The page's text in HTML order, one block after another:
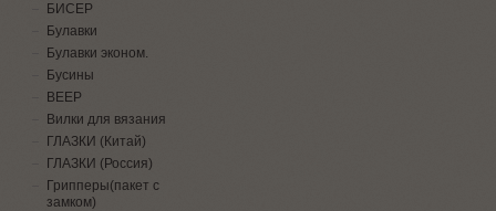
БИСЕР
Булавки
Булавки эконом.
Бусины
ВЕЕР
Вилки для вязания
ГЛАЗКИ (Китай)
ГЛАЗКИ (Россия)
Грипперы(пакет с
замком)